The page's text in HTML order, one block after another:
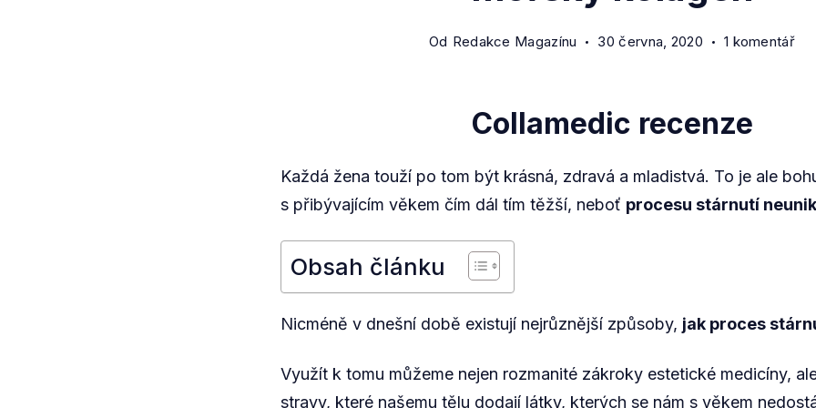
Od Redakce Magazínu 30 června, 2020 1 komentářu
Collamedic recenze
Každá žena touží po tom být krásná, zdravá a mladistvá. To je ale
s přibývajícím věkem čím dál tím těžší, neboť procesu stárnutí
Obsah článku
Nicméně v dnešní době existují nejrůznější způsoby, jak proces
Využít k tomu můžeme nejen rozmanité zákroky estetické medicíny,
stravy, které našemu tělu dodají látky, kterých se nám s věkem